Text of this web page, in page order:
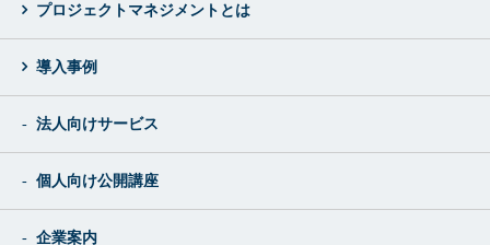
プロジェクトマネジメントとは
導入事例
法人向けサービス
個人向け公開講座
企業案内